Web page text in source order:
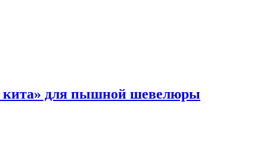
кита» для пышной шевелюры